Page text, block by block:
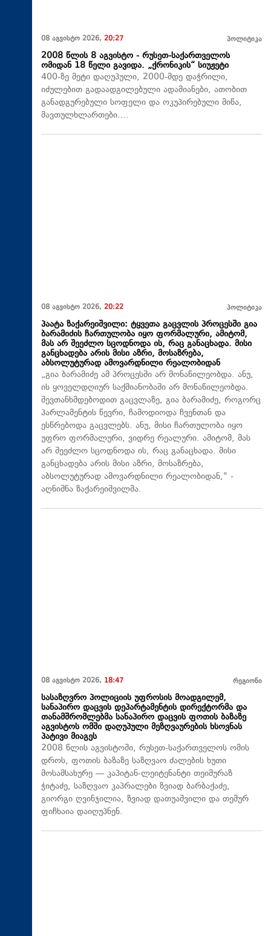
08 აგვისტო 2026, 20:27 პოლიტიკა
2008 წლის 8 აგვისტო - რუსეთ-საქართველოს
ომიდან 18 წელი გავიდა. „ქრონიკის“ სიუჟეტი
400-ზე მეტი დაღუპული, 2000-მდე დაჭრილი,
იძულებით გადაადგილებული ადამიანები, ათობით
განადგურებული სოფელი და ოკუპირებული მიწა,
მავთულხლართები….
08 აგვისტო 2026, 20:22 პოლიტიკა
პაატა ზაქარეიშვილი: ტყვეთა გაცვლის პროცესში გია
ბარამიძის ჩართულობა იყო ფორმალური, ამიტომ,
მას არ შეეძლო სცოდნოდა ის, რაც განაცხადა. მისი
განცხადება არის მისი აზრი, მოსაზრება,
აბსოლუტურად ამოვარდნილი რეალობიდან
„გია ბარამიძე ამ პროცესში არ მონაწილეობდა. ანუ,
ის ყოველდღიურ საქმიანობაში არ მონაწილეობდა.
შევთანხმდებოდით გაცვლაზე, გია ბარამიძე, როგორც
პარლამენტის წევრი, ჩამოდიოდა ჩვენთან და
ესწრებოდა გაცვლებს. ანუ, მისი ჩართულობა იყო
უფრო ფორმალური, ვიდრე რეალური. ამიტომ, მას
არ შეეძლო სცოდნოდა ის, რაც განაცხადა. მისი
განცხადება არის მისი აზრი, მოსაზრება,
აბსოლუტურად ამოვარდნილი რეალობიდან," -
აღნიშნა ზაქარეიშვილმა.
08 აგვისტო 2026, 18:47 რეგიონი
სასაზღვრო პოლიციის უფროსის მოადგილემ,
სანაპირო დაცვის დეპარტამენტის დირექტორმა და
თანამშრომლებმა სანაპირო დაცვის ფოთის ბაზაზე
აგვისტოს ომში დაღუპული მეზღვაურების ხსოვნას
პატივი მიაგეს
2008 წლის აგვისტოში, რუსეთ-საქართველოს ომის
დროს, ფოთის ბაზაზე საზღვაო ძალების ხუთი
მოსამსახურე — კაპიტან-ლეიტენანტი თეიმურაზ
ჭიტაძე, საზღვაო კაპრალები ზვიად ბარბაქაძე,
გიორგი ღვინჯილია, ზვიად დათუაშვილი და თემურ
ფიჩხაია დაიღუპნენ.